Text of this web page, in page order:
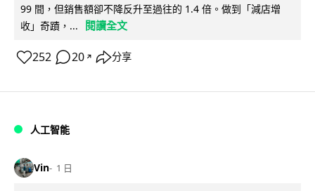
99 間，但銷售額卻不降反升至過往的 1.4 倍。做到「減店增
收」奇蹟，...
閱讀全文
252 20 ↗ 分享
人工智能
Vin 1 日